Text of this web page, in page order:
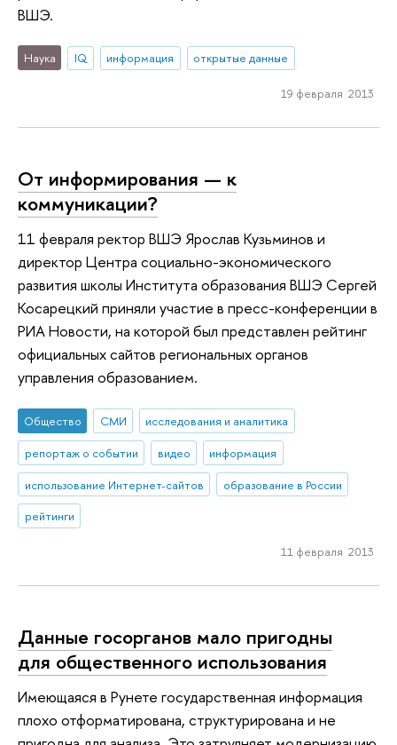
ВШЭ.
Наука IQ информация открытые данные
19 февраля 2013
От информирования — к
коммуникации?
11 февраля ректор ВШЭ Ярослав Кузьминов и
директор Центра социально-экономического
развития школы Института образования ВШЭ Сергей
Косарецкий приняли участие в пресс-конференции в
РИА Новости, на которой был представлен рейтинг
официальных сайтов региональных органов
управления образованием.
Общество СМИ
исследования и аналитика
репортаж о событии
видео
информация
использование Интернет-сайтов
образование в России
рейтинги
11 февраля 2013
Данные госорганов мало пригодны
для общественного использования
Имеющаяся в Рунете государственная информация
плохо отформатирована, структурирована и не